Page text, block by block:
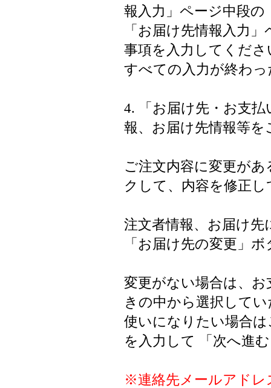
報入力」ページ中段
「お届け先情報入力
事項を入力してくださ
すべての入力が終わ
4. 「お届け先・お支
報、お届け先情報等
ご注文内容に変更が
クして、内容を修正
注文者情報、お届け
「お届け先の変更」
変更がない場合は、
きの中から選択して
使いになりたい場合
を入力して 「次へ進
※連絡先メールアドレ